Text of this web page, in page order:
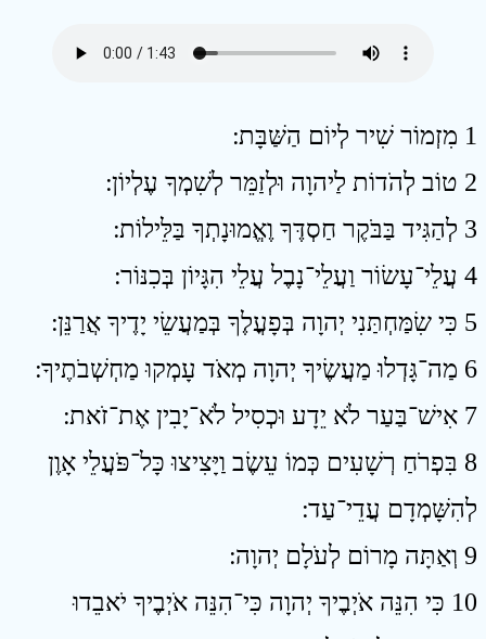
1 מִזְמוֹר שִׁיר לְיוֹם הַשַּׁבָּת ׃
2 טוֹב לְהֹדוֹת לַיהוָה וּלְזַמֵּר לְשִׁמְךָ עֶלְיוֹן ׃
3 לְהַגִּיד בַּבֹּקֶר חַסְדֶּךָ וֶאֱמוּנָתְךָ בַּלֵּילוֹת ׃
4 עֲלֵי־עָשׂוֹר וַעֲלֵי־נָבֶל עֲלֵי הִגָּיוֹן בְּכִנּוֹר ׃
5 כִּי שִׂמַּחְתַּנִי יְהוָה בְּפָעֳלֶךָ בְּמַעֲשֵׂי יָדֶיךָ אֲרַנֵּן ׃
6 מַה־גָּדְלוּ מַעֲשֶׂיךָ יְהוָה מְאֹד עָמְקוּ מַחְשְׁבֹתֶיךָ ׃
7 אִישׁ־בַּעַר לֹא יֵדָע וּכְסִיל לֹא־יָבִין אֶת־זֹאת ׃
8 בִּפְרֹחַ רְשָׁעִים כְּמוֹ עֵשֶׂב וַיָּצִיצוּ כָּל־פֹּעֲלֵי אָוֶן
לְהִשָּׁמְדָם עֲדֵי־עַד ׃
9 וְאַתָּה מָרוֹם לְעֹלָם יְהוָה ׃
10 כִּי הִנֵּה אֹיְבֶיךָ יְהוָה כִּי־הִנֵּה אֹיְבֶיךָ יֹאבֵדוּ